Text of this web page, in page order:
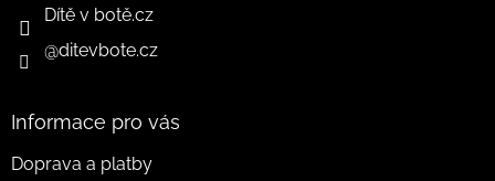
Dítě v botě.cz
@ditevbote.cz
Informace pro vás
Doprava a platby